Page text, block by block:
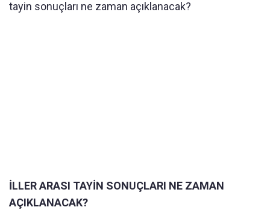
tayin sonuçları ne zaman açıklanacak?
İLLER ARASI TAYİN SONUÇLARI NE ZAMAN
AÇIKLANACAK?